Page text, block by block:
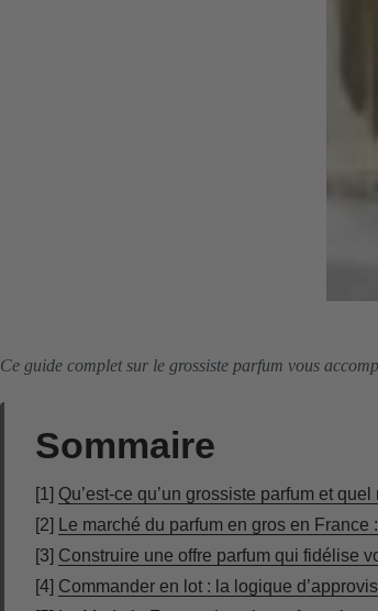
Ce guide complet sur le grossiste parfum vous
Sommaire
[1] Qu’est-ce qu’un grossiste parfum et
[2]
Le marché du parfum en gros en
[3] Construire une offre parfum qui fidélise
[4] Commander en lot : la logique